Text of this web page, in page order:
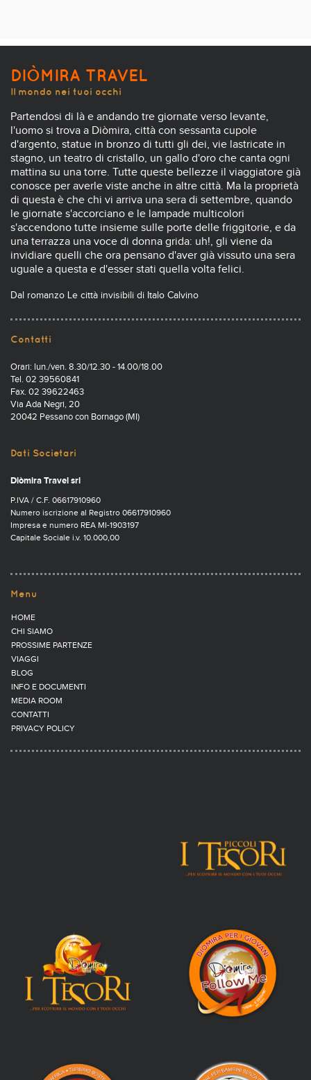
DIÒMIRA TRAVEL
Il mondo nei tuoi occhi
Partendosi di là e andando tre giornate verso levante,
l'uomo si trova a Diòmira, città con sessanta cupole
d'argento, statue in bronzo di tutti gli dei, vie lastricate in
stagno, un teatro di cristallo, un gallo d'oro che canta ogni
mattina su una torre. Tutte queste bellezze il viaggiatore già
conosce per averle viste anche in altre città. Ma la proprietà
di questa è che chi vi arriva una sera di settembre, quando
le giornate s'accorciano e le lampade multicolori
s'accendono tutte insieme sulle porte delle friggitorie, e da
una terrazza una voce di donna grida: uh!, gli viene da
invidiare quelli che ora pensano d'aver già vissuto una sera
uguale a questa e d'esser stati quella volta felici.
Dal romanzo Le città invisibili di Italo Calvino
Contatti
Orari: lun./ven. 8.30/12.30 - 14.00/18.00
Tel. 02 39560841
Fax. 02 39622463
Via Ada Negri, 20
20042 Pessano con Bornago (MI)
Dati Societari
Diòmira Travel srl
P.IVA / C.F. 06617910960
Numero iscrizione al Registro 06617910960
Impresa e numero REA MI-1903197
Capitale Sociale i.v. 10.000,00
Menu
HOME
CHI SIAMO
PROSSIME PARTENZE
VIAGGI
BLOG
INFO E DOCUMENTI
MEDIA ROOM
CONTATTI
PRIVACY POLICY